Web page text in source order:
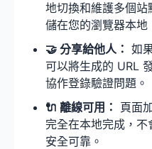
地切換和維護多個
儲在您的瀏覽器本
🤝 分享給他人： 如
可以將生成的 URL
協作登錄驗證問題。
🔌 離線可用： 頁面
完全在本地完成，不
安全可靠。